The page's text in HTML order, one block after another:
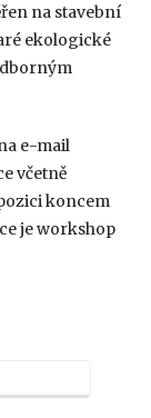
na stavební
ekologické
e-mail
včetně
koncem
je workshop